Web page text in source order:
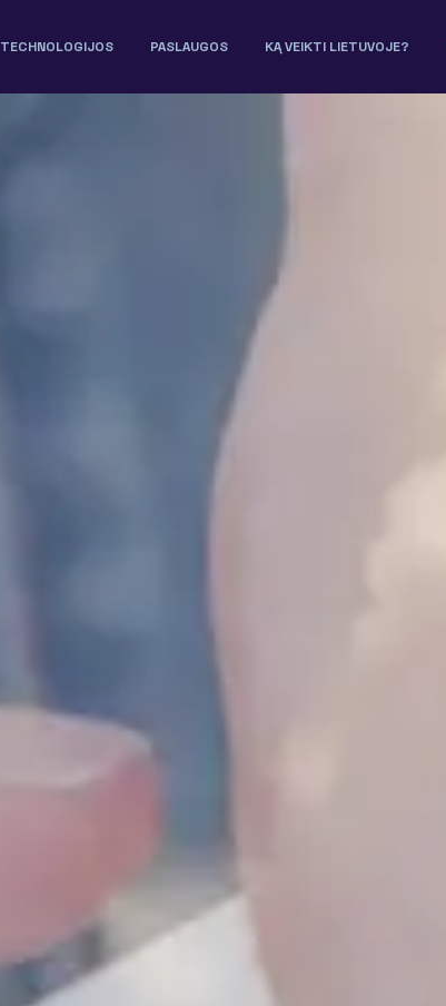
TECHNOLOGIJOS PASLAUGOS KĄ VEIKTI LIETUVOJE?